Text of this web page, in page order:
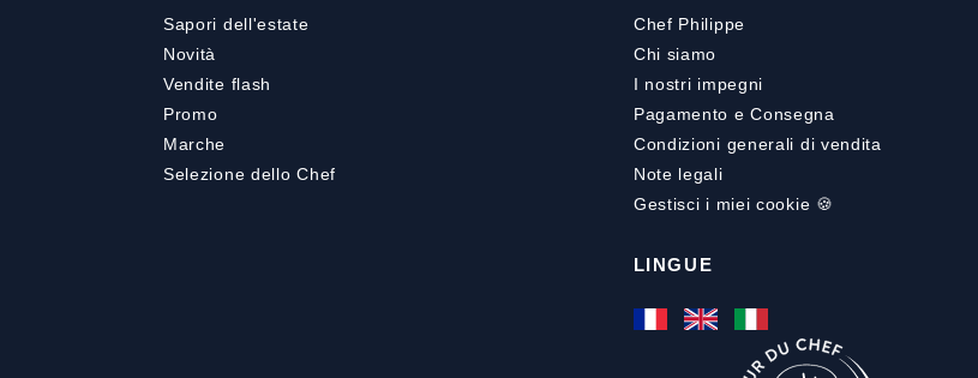
Sapori dell'estate
Novità
Vendite flash
Promo
Marche
Selezione dello Chef
Chef Philippe
Chi siamo
I nostri impegni
Pagamento eConsegna
Condizioni generali di vendita
Note legali
Gestisci i miei cookie 🍪
LINGUE